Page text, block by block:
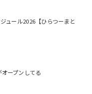
ュール2026【ひらつーまと
ープンしてる